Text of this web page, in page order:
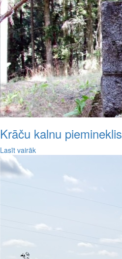
Krāču kalnu piemineklis
Lasīt vairāk